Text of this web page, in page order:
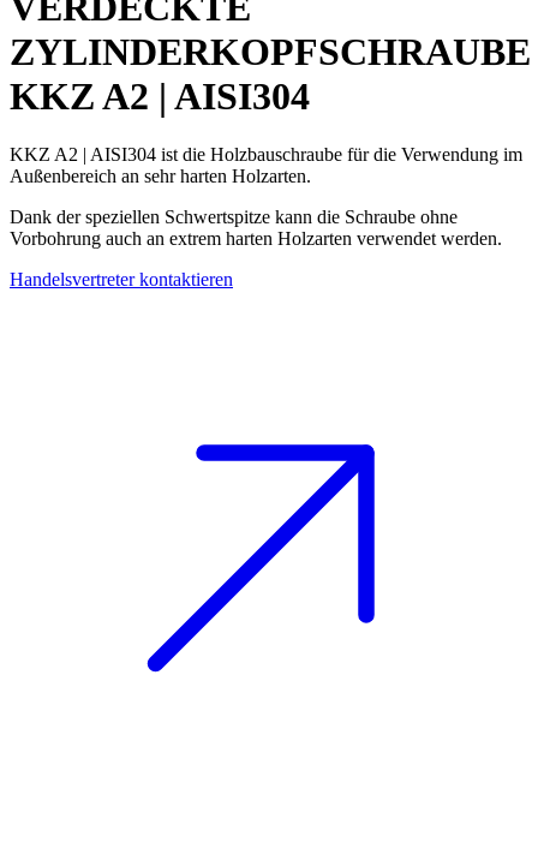
ZYLINDERKOPFSCHRAUBE
KKZ A2 | AISI304
KKZ A2 | AISI304 ist die Holzbauschraube für die Verwendung im
Außenbereich an sehr harten Holzarten.
Dank derspeziellen Schwertspitze kann die Schraube ohne
Vorbohrung auch an extrem harten Holzarten verwendet werden.
Handelsvertreter kontaktieren